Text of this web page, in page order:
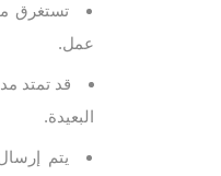
عمل.
البعيدة.
يتم